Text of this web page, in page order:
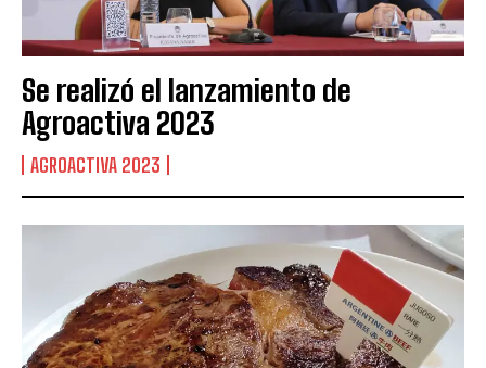
Se realizó el lanzamiento de
Agroactiva 2023
AGROACTIVA 2023